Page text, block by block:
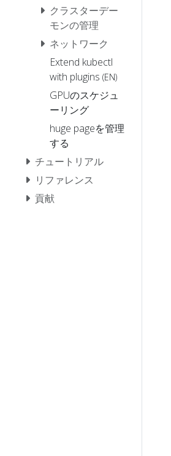
クラスターデー
モンの管理
ネットワーク
Extend kubectl
with plugins (EN)
GPUのスケジュ
ーリング
huge pageを管理
する
チュートリアル
リファレンス
貢献